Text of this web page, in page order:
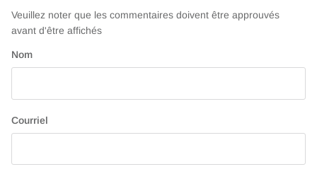
Veuillez noter que les commentaires doivent être approuvés
avant d'être affichés
Nom
Courriel